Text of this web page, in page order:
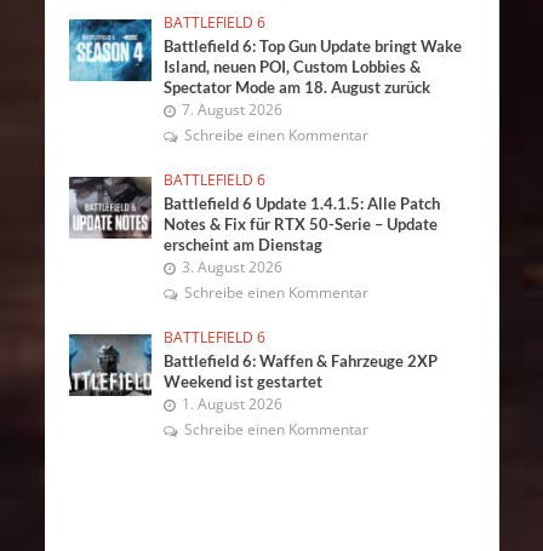
BATTLEFIELD 6
Battlefield 6: Top Gun Update bringt Wake
Island, neuen POI, Custom Lobbies &
Spectator Mode am 18. August zurück
7. August 2026
Schreibe einen Kommentar
BATTLEFIELD 6
Battlefield 6 Update 1.4.1.5: Alle Patch
Notes & Fix für RTX 50-Serie – Update
erscheint am Dienstag
3. August 2026
Schreibe einen Kommentar
BATTLEFIELD 6
Battlefield 6: Waffen & Fahrzeuge 2XP
Weekend ist gestartet
1. August 2026
Schreibe einen Kommentar